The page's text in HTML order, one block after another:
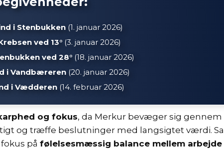
i Stenbukken (1. januar 2026)
ved 13° (3. januar 2026)
ved 28° (18. januar 2026)
i Vandbæreren (20. januar 2026)
i Vædderen (14. februar 2026)
og fokus, da Merkur bevæger sig
og træffe beslutninger med langsigtet værdi.
på følelsesmæssig balance mellem